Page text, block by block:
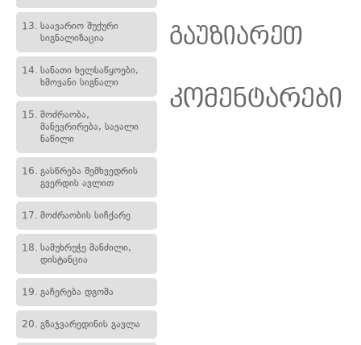
13. საავარიო შუქური
სიგნალიზაცია
14. სანათი ხელსაწყოები,
ხმოვანი სიგნალი
15. მოძრაობა,
მანევრირება, სავალი
ნაწილი
16. გასწრება შემხვედრის
გვერდის ავლით
17. მოძრაობის სიჩქარე
18. სამუხრუჭე მანძილი,
დისტანცია
19. გაჩერება დგომა
20. გზაჯვარედინის გავლა
გაუზიარეთ
კომენტარები